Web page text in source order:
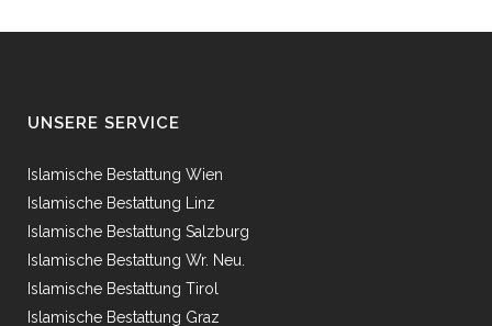
UNSERE SERVICE
Islamische Bestattung Wien
Islamische Bestattung Linz
Islamische Bestattung Salzburg
Islamische Bestattung Wr. Neu.
Islamische Bestattung Tirol
Islamische Bestattung Graz